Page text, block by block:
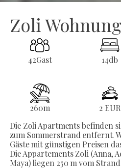
Zoli
42Gast 14db
260m
2 EUR
Die Zoli Apartments befinden
zum Sommerstrand entfernt.
Gäste mit günstigen Preisen
Die Appartements Zoli (Anna,
Maya) liegen 250 m vom